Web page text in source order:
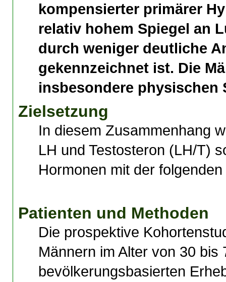
kompensierter primärer
relativ hohem Spiegel an
durch weniger deutliche
gekennzeichnet ist. Die
insbesondere physischen
Zielsetzung
In diesem Zusammenhang
LH und Testosteron (LH/T)
Hormonen mit der
Patienten und Methoden
Die prospektive
Männern im Alter von 30 bis
bevölkerungsbasierten